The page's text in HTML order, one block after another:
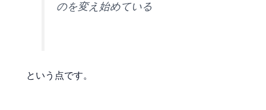
のを変え始めている
という点です。